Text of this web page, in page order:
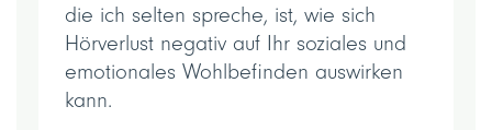
die ich selten spreche, ist, wie sich
Hörverlust negativ auf Ihr soziales und
emotionales Wohlbefinden auswirken
kann.